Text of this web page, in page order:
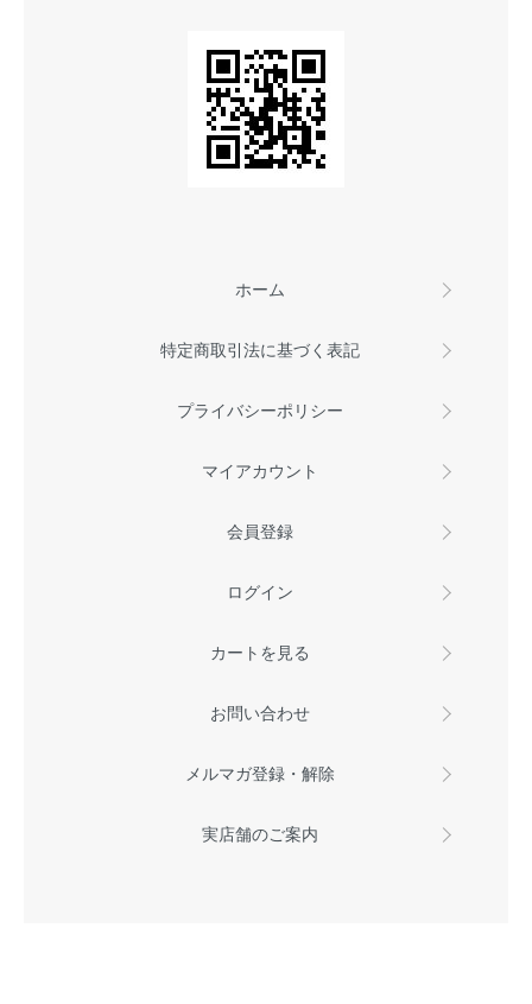
ホーム
特定商取引法に基づく表記
プライバシーポリシー
マイアカウント
会員登録
ログイン
カートを見る
お問い合わせ
メルマガ登録・解除
実店舗のご案内